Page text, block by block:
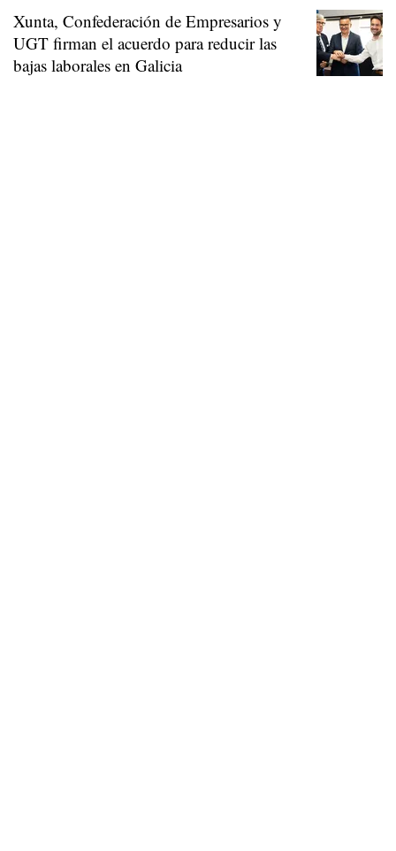
Xunta, Confederación de Empresarios y
UGT firman el acuerdo para reducir las
bajas laborales en Galicia